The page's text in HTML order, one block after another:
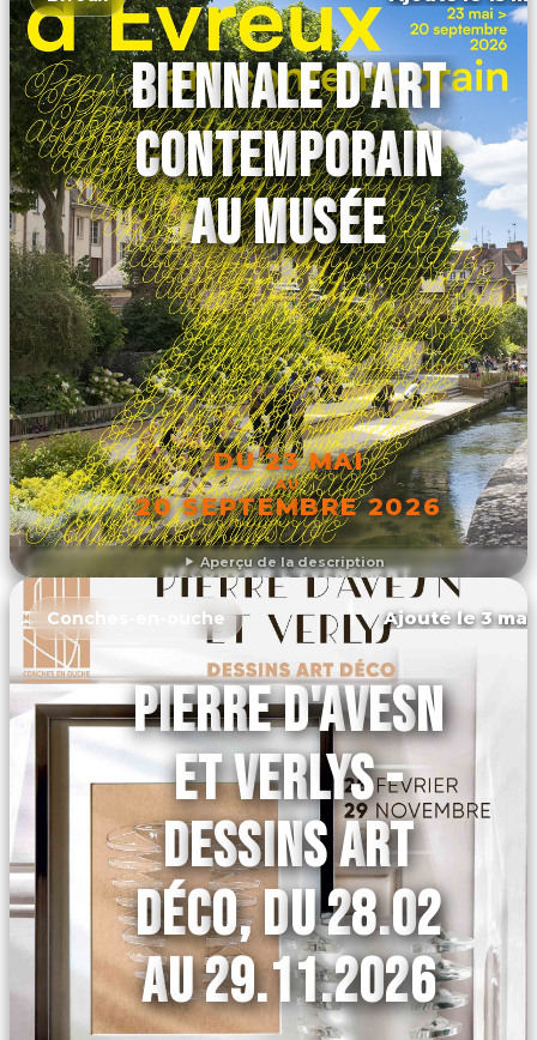
Aperçu de la description
BIENNALE D'ART
CONTEMPORAIN
AU MUSÉE
DU 23 MAI
AU
20 SEPTEMBRE 2026
DÉCOUVRIR L'ÉVÉNEMENT
Conches-en-ouche Ajouté le 3
PIERRE D'AVESN
ET VERLYS -
DESSINS ART
DÉCO, DU 28.02
AU 29.11.2026